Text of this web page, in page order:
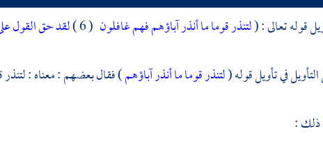
قوله تعالى : (لتنذر قوما ما أنذر آباؤهم فهم غافلون ( 6 ) لقد حق القول
في تأويل قوله (لتنذر قوما ما أنذر آباؤهم) فقال بعضهم : معناه : لتنذر
ذلك :